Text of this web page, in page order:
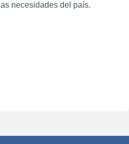
necesidades del país.